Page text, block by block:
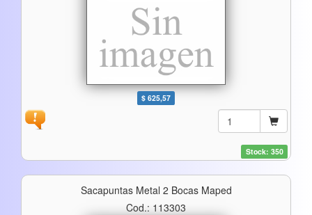
$ 625,57
Stock: 350
Sacapuntas Metal 2 Bocas Maped
Cod.: 113303